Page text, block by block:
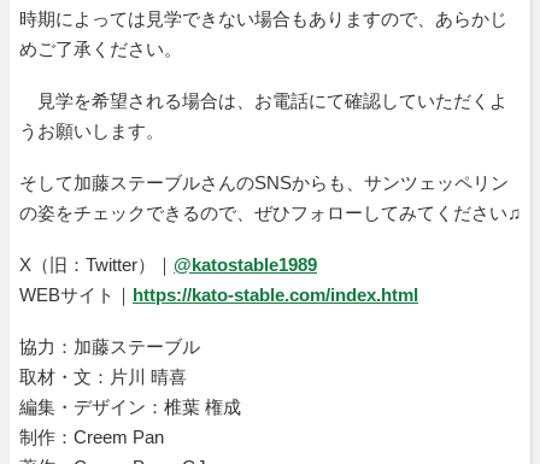
時期によっては見学できない場合もありますので、あらかじ
めご了承ください。
見学を希望される場合は、お電話にて確認していただくよ
うお願いします。
そして加藤ステーブルさんのSNSからも、サンツェッペリン
の姿をチェックできるので、ぜひフォローしてみてください♫
X（旧：Twitter）｜ @katostable1989
WEBサイト｜ https://kato-stable.com/index.html
協力：加藤ステーブル
取材・文：片川 晴喜
編集・デザイン：椎葉 権成
制作：Creem Pan